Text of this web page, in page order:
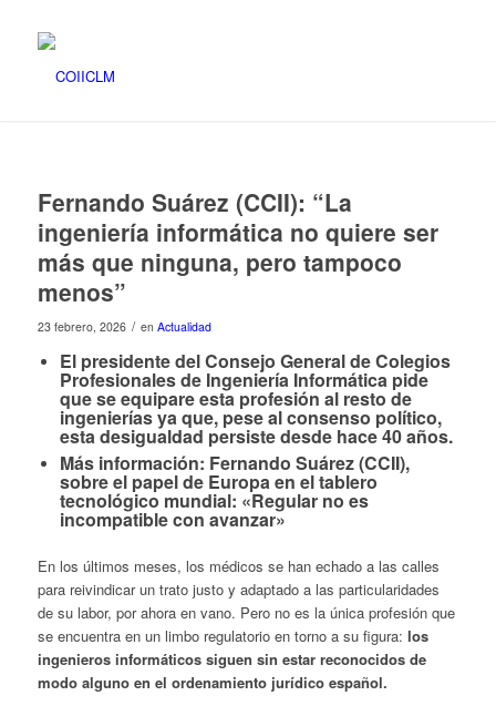
Fernando Suárez (CCII): “La
ingeniería informática no quiere ser
más que ninguna, pero tampoco
menos”
23 febrero, 2026 / en Actualidad
El presidente del Consejo General de Colegios
Profesionales de Ingeniería Informática pide
que se equipare esta profesión al resto de
ingenierías ya que, pese al consenso político,
esta desigualdad persiste desde hace 40 años.
Más información: Fernando Suárez (CCII),
sobre el papel de Europa en el tablero
tecnológico mundial: «Regular no es
incompatible con avanzar»
En los últimos meses, los médicos se han echado a las calles
para reivindicar un trato justo y adaptado a las particularidades
de su labor, por ahora en vano. Pero no es la única profesión que
se encuentra en un limbo regulatorio en torno a su figura: los
ingenieros informáticos siguen sin estar reconocidos de
modo alguno en el ordenamiento jurídico español.